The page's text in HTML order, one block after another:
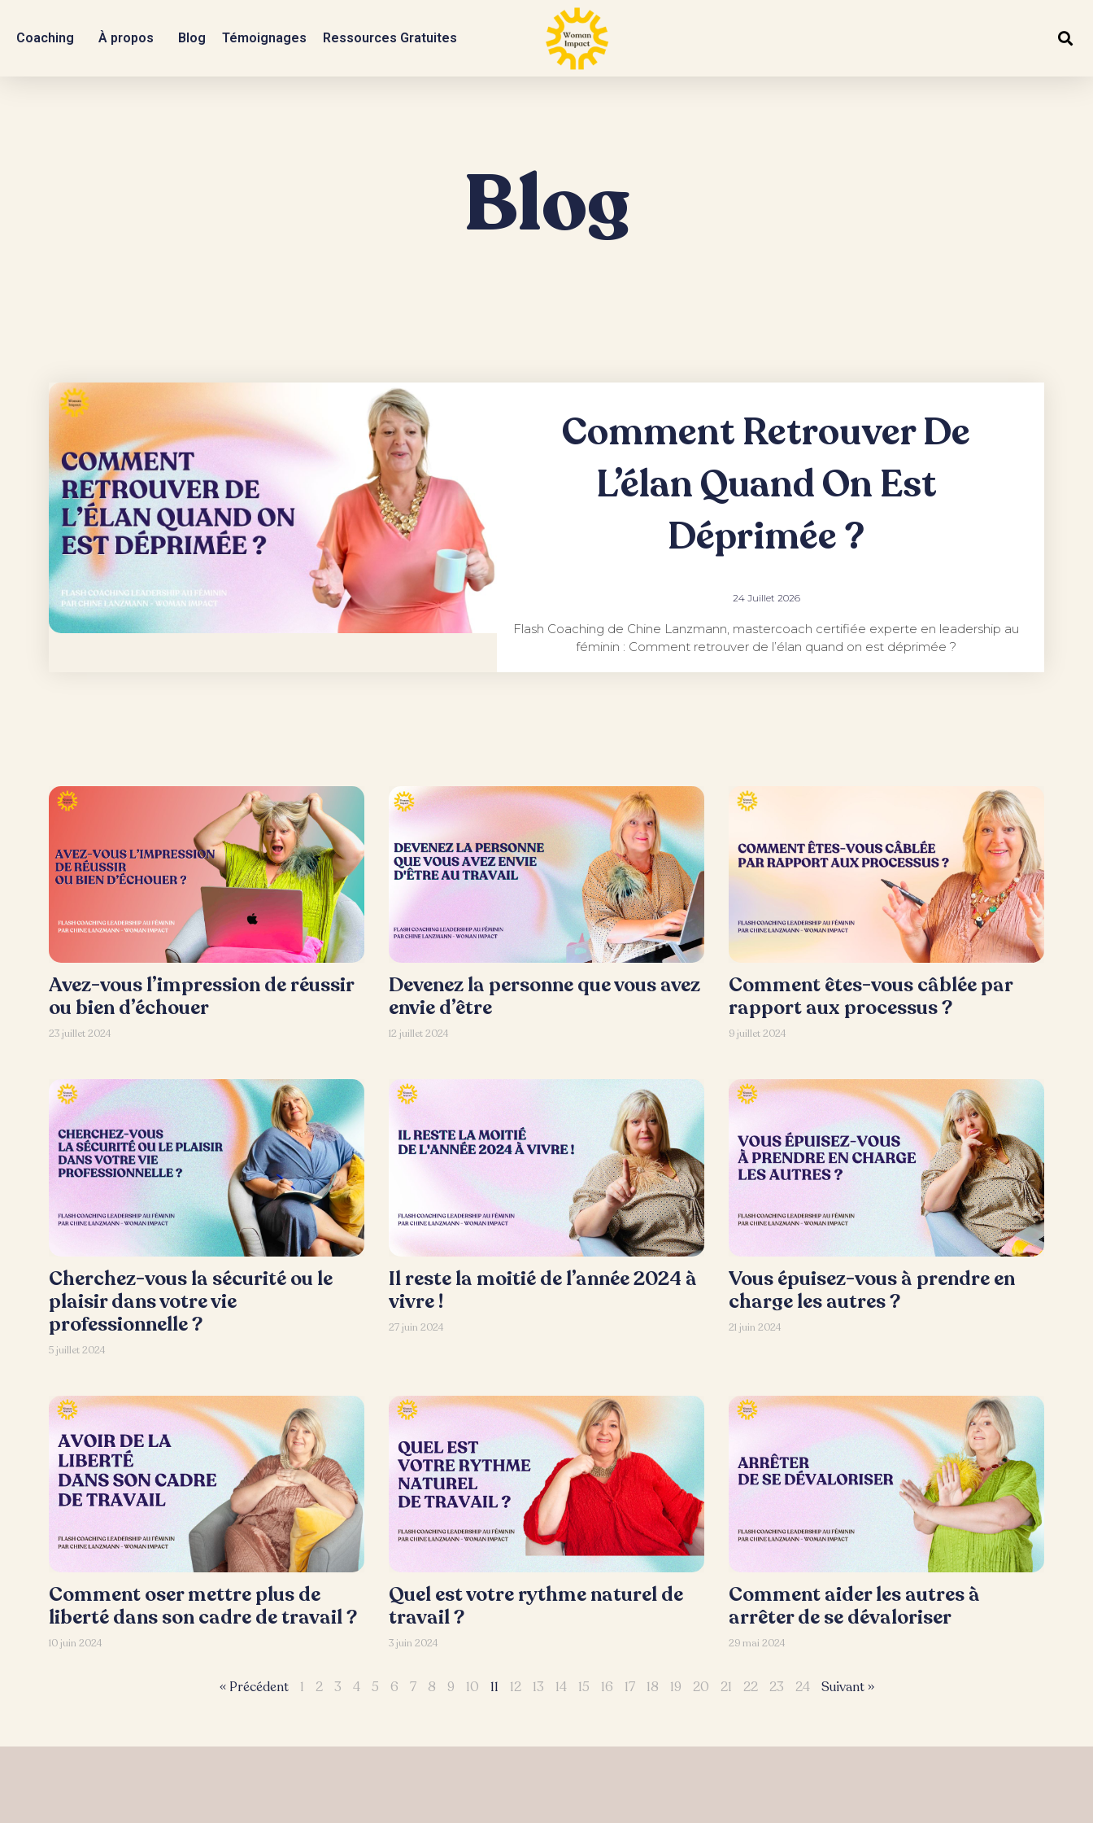
Coaching À propos Blog Témoignages Ressources Gratuites
Blog
Comment Retrouver De
L’élan Quand On Est
Déprimée ?
24 Juillet 2026
Flash Coaching de Chine Lanzmann, mastercoach certifiée experte en leadership au
féminin : Comment retrouver de l’élan quand on est déprimée ?
Avez-vous l’impression de réussir
ou bien d’échouer
23 juillet 2024
Devenez la personne que vous avez
envie d’être
12 juillet 2024
Comment êtes-vous câblée par
rapport aux processus ?
9 juillet 2024
Cherchez-vous la sécurité ou le
plaisir dans votre vie
professionnelle ?
5 juillet 2024
Il reste la moitié de l’année 2024 à
vivre !
27 juin 2024
Vous épuisez-vous à prendre en
charge les autres ?
21 juin 2024
Comment oser mettre plus de
liberté dans son cadre de travail ?
10 juin 2024
Quel est votre rythme naturel de
travail ?
3 juin 2024
Comment aider les autres à
arrêter de se dévaloriser
29 mai 2024
« Précédent 1 2 3 4 5 6 7 8 9 10 11 12 13 14 15 16 17 18 19 20 21 22 23 24 Suivant »